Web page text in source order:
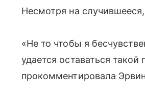
Несмотря на
«Не то чтобы я
удается оставаться
прокомментировала